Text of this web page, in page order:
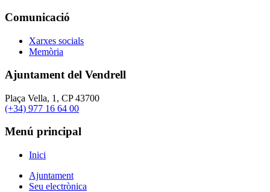
Comunicació
Xarxes socials
Memòria
Ajuntament del Vendrell
Plaça Vella, 1, CP 43700
(+34) 977 16 64 00
Menú principal
Inici
Ajuntament
Seu electrònica